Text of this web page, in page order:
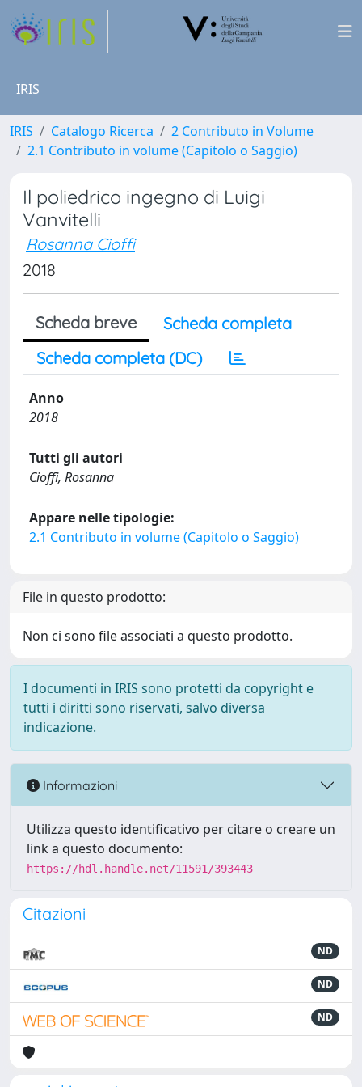
IRIS
IRIS Catalogo Ricerca
2 Contributo in Volume
2.1 Contributo in volume (Capitolo o Saggio)
Il poliedrico ingegno di Luigi
Vanvitelli
Rosanna Cioffi
2018
Scheda breve
Scheda completa
Scheda completa (DC)
Anno
2018
Tutti gli autori
Cioffi, Rosanna
Appare nelle tipologie:
2.1 Contributo in volume (Capitolo o Saggio)
File in questo prodotto:
Non ci sono file associati a questo prodotto.
I documenti in IRIS sono protetti da copyright e
tutti i diritti sono riservati, salvo diversa
indicazione.
Informazioni
Utilizza questo identificativo per citare o creare un
link a questo documento:
https://hdl.handle.net/11591/393443
Citazioni
ND
ND
ND